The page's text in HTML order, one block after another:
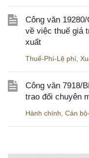
Công văn
về việc thuế giá
xuất
Thuế-Phí-Lệ phí,
Công văn 7918/
trao đổi chuyên
Hành chính, Cán